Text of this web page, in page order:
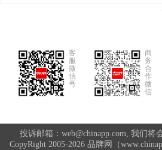
客
服
微
信
号
商
务
合
作
微
信
投诉邮箱：web@chinapp.com, 我们将
CopyRight 2005-2026 品牌网（